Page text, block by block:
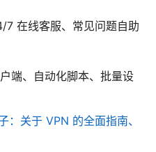
7 在线客服、常见问题自助
端、自动化脚本、批量设
：关于 VPN 的全面指南、